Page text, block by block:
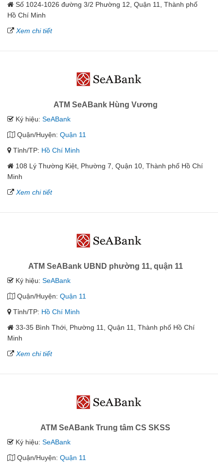
Số 1024-1026 đường 3/2 Phường 12, Quận 11, Thành phố
Hồ Chí Minh
Xem chi tiết
ATM SeABank Hùng Vương
Ký hiệu: SeABank
Quận/Huyện: Quận 11
Tỉnh/TP: Hồ Chí Minh
108 Lý Thường Kiệt, Phường 7, Quận 10, Thành phố Hồ Chí
Minh
Xem chi tiết
ATM SeABank UBND phường 11, quận 11
Ký hiệu: SeABank
Quận/Huyện: Quận 11
Tỉnh/TP: Hồ Chí Minh
33-35 Bình Thới, Phường 11, Quận 11, Thành phố Hồ Chí
Minh
Xem chi tiết
ATM SeABank Trung tâm CS SKSS
Ký hiệu: SeABank
Quận/Huyện: Quận 11